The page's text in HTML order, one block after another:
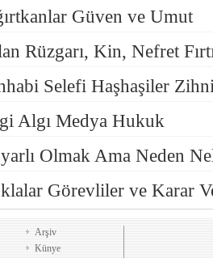
Güven ve Umut
Rüzgarı, Kin, Nefret
Selefi Haşhaşiler
Algı Medya Hukuk
Olmak Ama Neden
Görevliler ve Karar
Arşiv
Künye